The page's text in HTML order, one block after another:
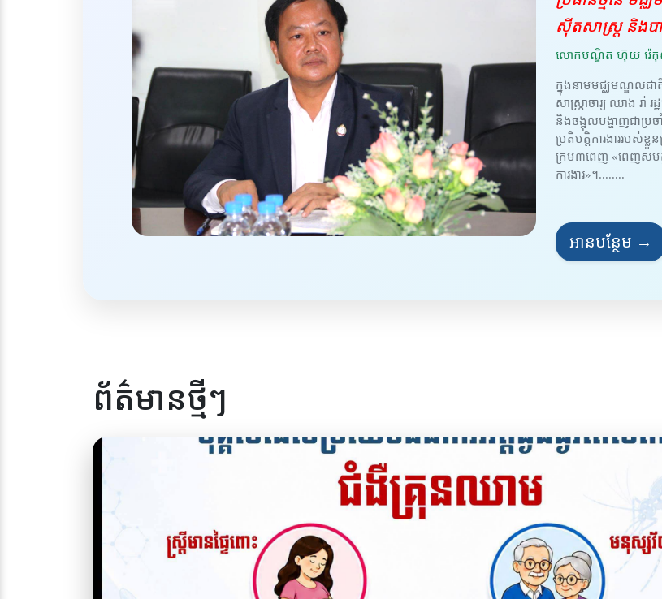
ស៊ីតសាស្ត្រ និង
លោកបណ្ឌិត ហ៊ុយ រ៉េ
ក្នុងនាមមជ្ឈមណ្ឌលជា
សាស្ត្រាចារ្យ ឈាង រ៉ា
និងចង្អុលបង្ហាញជាប្រ
ប្រតិបត្តិការងាររបស់
ក្រម៣ពេញ «ពេញសមត្
ការងារ»។........
អានបន្ថែម →
ព័ត៌មានថ្មីៗ